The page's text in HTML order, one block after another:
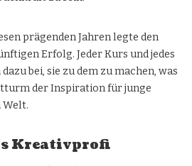
prägenden Jahren legte den
Erfolg. Jeder Kurs und jedes
bei, sie zu dem zu machen, was
der Inspiration für junge
Welt.
Kreativprofi